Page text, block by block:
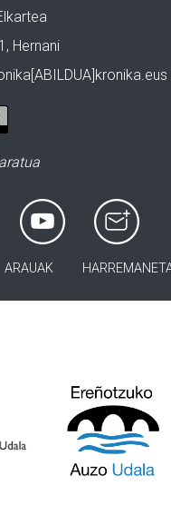
Hernani
ARAUAK